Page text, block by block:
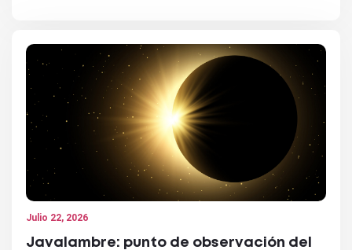
Julio 22, 2026
Javalambre: punto de observación del